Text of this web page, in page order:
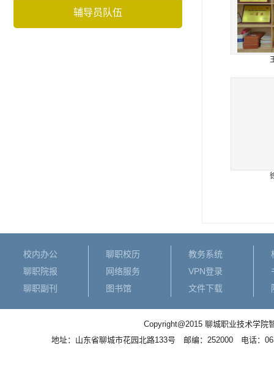
辅导员队伍
校内办公
聊职院报
聊职副刊
聊职校历
网络服务
图书馆
教务系统
VPN登录
文件下载
Copyright@2015 聊城职业技术学
地址：山东省聊城市花园北路133号 邮编：252000 电话：